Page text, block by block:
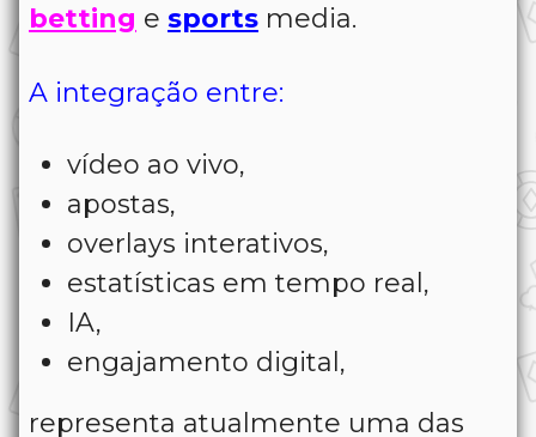
betting e sports media.
A integração entre:
vídeo ao vivo,
apostas,
overlays interativos,
estatísticas em tempo real,
IA,
engajamento digital,
representa atualmente uma das